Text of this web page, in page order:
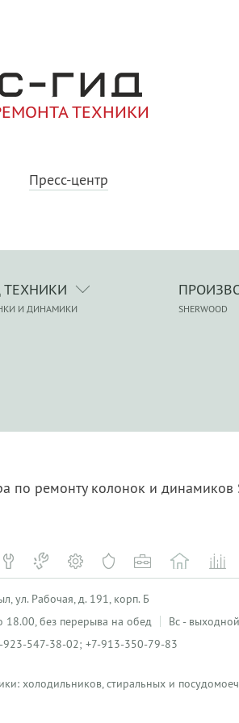
ТЕХНИКИ
Пресс-центр
ТЕХНИКИ
И ДИНАМИКИ SHERWOOD
по ремонту колонок и
ул. Рабочая, д. 191, корп. Б
18.00, без перерыва на обед
Вс -
547-38-02; +7-913-350-79-83
холодильников, стиральных и